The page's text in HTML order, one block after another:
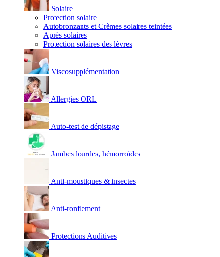
Solaire
Protection solaire
Autobronzants et Crèmes solaires teintées
Après solaires
Protection solaires des lèvres
Viscosupplémentation
Allergies ORL
Auto-test de dépistage
Jambes lourdes, hémorroïdes
Anti-moustiques & insectes
Anti-ronflement
Protections Auditives